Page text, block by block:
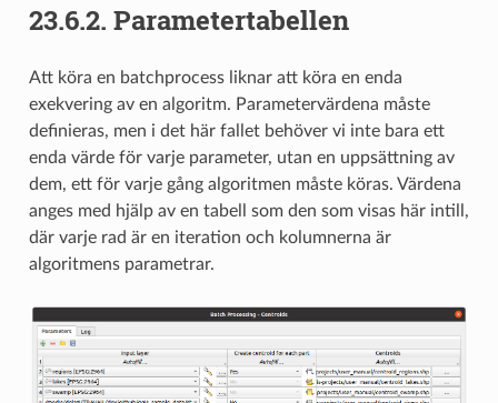
23.6.2. Parametertabellen
Att köra en batchprocess liknar att köra en enda
exekvering av en algoritm. Parametervärdena måste
definieras, men i det här fallet behöver vi inte bara ett
enda värde för varje parameter, utan en uppsättning av
dem, ett för varje gång algoritmen måste köras. Värdena
anges med hjälp av en tabell som den som visas här intill,
där varje rad är en iteration och kolumnerna är
algoritmens parametrar.